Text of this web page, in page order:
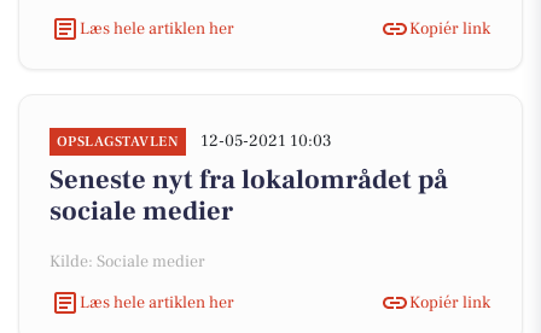
Læs hele artiklen her
Kopiér link
OPSLAGSTAVLEN 12-05-2021 10:03
Seneste nyt fra lokalområdet på
sociale medier
Kilde: Sociale medier
Læs hele artiklen her
Kopiér link